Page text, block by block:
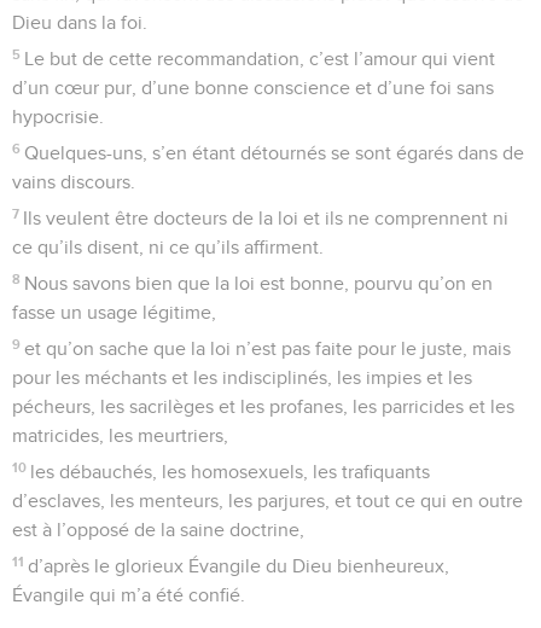
Dieu dans la foi.
5 Le but de cette recommandation, c’est l’amour qui vient
d’un cœur pur, d’une bonne conscience et d’une foi sans
hypocrisie.
6 Quelques-uns, s’en étant détournés se sont égarés dans de
vains discours.
7 Ils veulent être docteurs de la loi et ils ne comprennent ni
ce qu’ils disent, ni ce qu’ils affirment.
8 Nous savons bien que la loi est bonne, pourvu qu’on en
fasse un usage légitime,
9 et qu’on sache que la loi n’est pas faite pour le juste, mais
pour les méchants et les indisciplinés, les impies et les
pécheurs, les sacrilèges et les profanes, les parricides et les
matricides, les meurtriers,
10 les débauchés, les homosexuels, les trafiquants
d’esclaves, les menteurs, les parjures, et tout ce qui en outre
est à l’opposé de la saine doctrine,
11 d’après le glorieux Évangile du Dieu bienheureux,
Évangile qui m’a été confié.